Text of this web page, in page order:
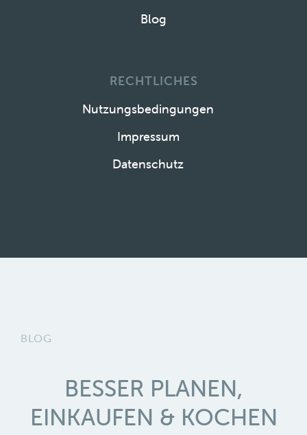
Blog
RECHTLICHES
Nutzungsbedingungen
Impressum
Datenschutz
BLOG
BESSER PLANEN,
EINKAUFEN & KOCHEN